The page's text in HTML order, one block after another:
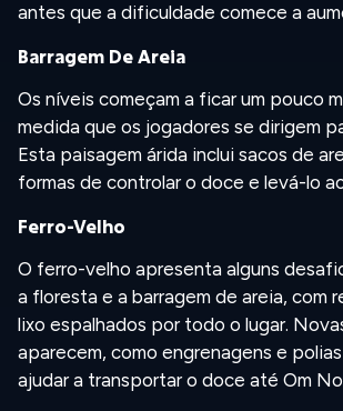
antes que a dificuldade comece a
Barragem De Areia
Os níveis começam a ficar um pouco
medida que os jogadores se dirigem
Esta paisagem árida inclui sacos de
formas de controlar o doce e levá-lo
Ferro-Velho
O ferro-velho apresenta alguns
a floresta e a barragem de areia, com
lixo espalhados por todo o lugar.
aparecem, como engrenagens e
ajudar a transportar o doce até Om